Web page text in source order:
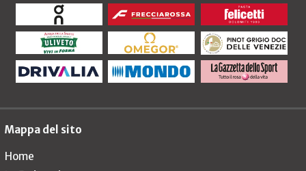
Mappa del sito
Home